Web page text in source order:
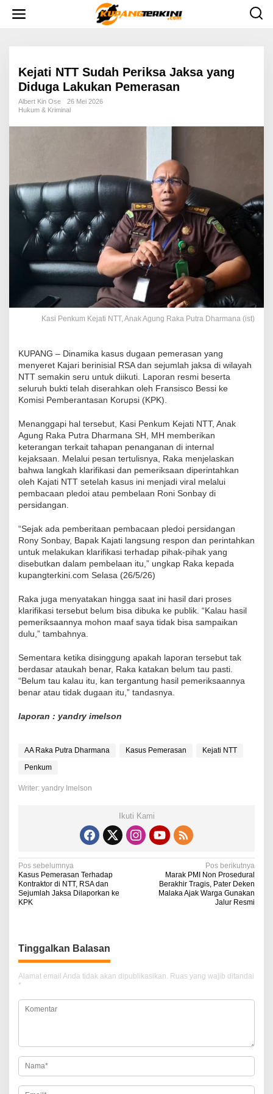
Kejati NTT Sudah Periksa Jaksa yang
Diduga Lakukan Pemerasan
Albert Kin Ose
26 Mei 2026
Hukum & Kriminal
Kasi Penkum Kejati NTT, Anak Agung Raka Putra Dharmana (ist)
KUPANG – Dinamika kasus dugaan pemerasan yang
menyeret Kajari berinisial RSA dan sejumlah jaksa di wilayah
NTT semakin seru untuk diikuti. Laporan resmi beserta
seluruh bukti telah diserahkan oleh Fransisco Bessi ke
Komisi Pemberantasan Korupsi (KPK).
Menanggapi hal tersebut, Kasi Penkum Kejati NTT, Anak
Agung Raka Putra Dharmana SH, MH memberikan
keterangan terkait tahapan penanganan di internal
kejaksaan. Melalui pesan tertulisnya, Raka menjelaskan
bahwa langkah klarifikasi dan pemeriksaan diperintahkan
oleh Kajati NTT setelah kasus ini menjadi viral melalui
pembacaan pledoi atau pembelaan Roni Sonbay di
persidangan.
“Sejak ada pemberitaan pembacaan pledoi persidangan
Rony Sonbay, Bapak Kajati langsung respon dan perintahkan
untuk melakukan klarifikasi terhadap pihak-pihak yang
disebutkan dalam pembelaan itu,” ungkap Raka kepada
kupangterkini.com Selasa (26/5/26)
Raka juga menyatakan hingga saat ini hasil dari proses
klarifikasi tersebut belum bisa dibuka ke publik. “Kalau hasil
pemeriksaannya mohon maaf saya tidak bisa sampaikan
dulu,” tambahnya.
Sementara ketika disinggung apakah laporan tersebut tak
berdasar ataukah benar, Raka katakan belum tau pasti.
“Belum tau kalau itu, kan tergantung hasil pemeriksaannya
benar atau tidak dugaan itu,” tandasnya.
laporan : yandry imelson
AA Raka Putra Dharmana Kasus Pemerasan
Kejati NTT
Penkum
Writer: yandry Imelson
Ikuti Kami
N
a
v
a
s
i
p
s
Pos sebelumnya
Kasus Pemerasan Terhadap
Kontraktor di NTT, RSA dan
Sejumlah Jaksa Dilaporkan ke
KPK
Pos berikutnya
Marak PMI Non Prosedural
Berakhir Tragis, Pater Deken
Malaka Ajak Warga Gunakan
Jalur Resmi
Tinggalkan Balasan
Alamat email Anda tidak akan dipublikasikan. Ruas yang wajib ditandai
*